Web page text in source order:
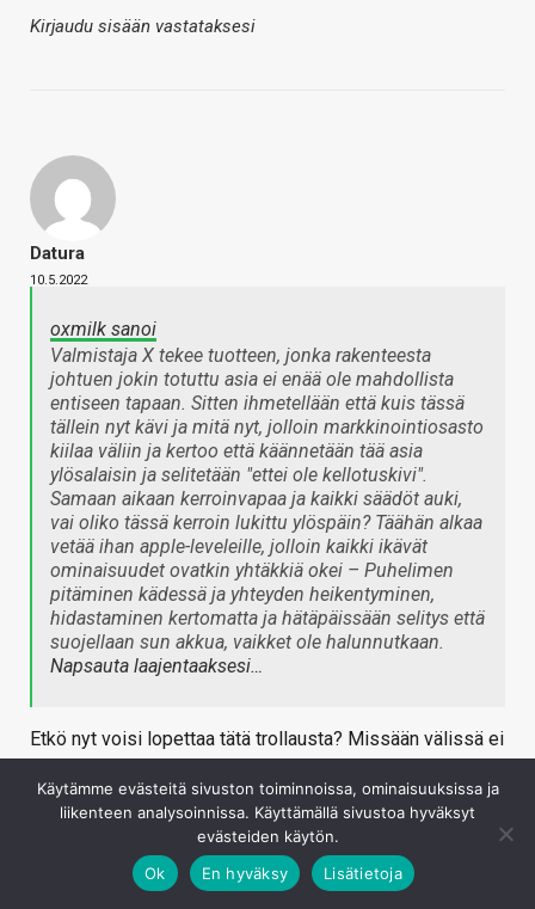
Kirjaudu sisään vastataksesi
Datura
10.5.2022
oxmilk sanoi
Valmistaja X tekee tuotteen, jonka rakenteesta
johtuen jokin totuttu asia ei enää ole mahdollista
entiseen tapaan. Sitten ihmetellään että kuis tässä
tällein nyt kävi ja mitä nyt, jolloin markkinointiosasto
kiilaa väliin ja kertoo että käännetään tää asia
ylösalaisin ja selitetään "ettei ole kellotuskivi".
Samaan aikaan kerroinvapaa ja kaikki säädöt auki,
vai oliko tässä kerroin lukittu ylöspäin? Täähän alkaa
vetää ihan apple-leveleille, jolloin kaikki ikävät
ominaisuudet ovatkin yhtäkkiä okei – Puhelimen
pitäminen kädessä ja yhteyden heikentyminen,
hidastaminen kertomatta ja hätäpäissään selitys että
suojellaan sun akkua, vaikket ole halunnutkaan.
Napsauta laajentaaksesi…
Etkö nyt voisi lopettaa tätä trollausta? Missään välissä ei
ja ennen myyntiintuloaRobert Hallockmyös vahvisti,
ettei coren ylikellotus ja volttisäätö ole mahdollista. Siinä
nyt on vaan kerroinlukko prosessorin kellotaajuuden
kertoimelle ja esto volttien säädölle, koska näistä ei
Käytämme evästeitä sivuston toiminnoissa, ominaisuuksissa ja
liikenteen analysoinnissa. Käyttämällä sivustoa hyväksyt
evästeiden käytön.
Ok
En hyväksy Lisätietoja